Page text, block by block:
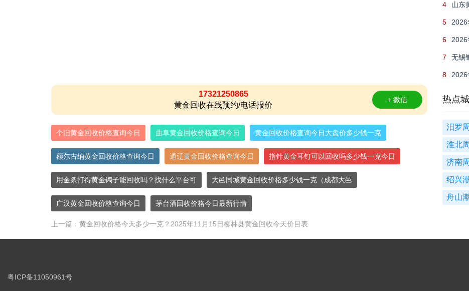
17321250865
黄金回收在线预约/电话报价
+ 微信
个旧黄金回收价格查询今日 曲阜黄金回收价格查询今日 黄金回收价格查询今日大盘价多少钱一克
额尔古纳黄金回收价格查询今日 通辽黄金回收价格查询今日 指针黄金耳钉可以回收吗多少钱一克今日
用金条打得黄金镯子能回收吗？找什么平台可 大邑同城黄金回收价格多少钱一克（成都大邑
广汉黄金回收价格查询今日 茅台酒回收价格今日最新行情
上一篇： 黄金回收价格今天多少一克？2025年11月15日柳林县黄金回收今天价目表
4
山东
5
6
7
无锡
8
热点
汨罗
淮北
济南
绍兴
舟山
粤ICP备11050961号